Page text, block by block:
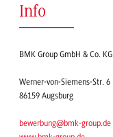
Info
BMK Group GmbH & Co. KG
Werner-von-Siemens-Str. 6
86159 Augsburg
bewerbung@bmk-group.de